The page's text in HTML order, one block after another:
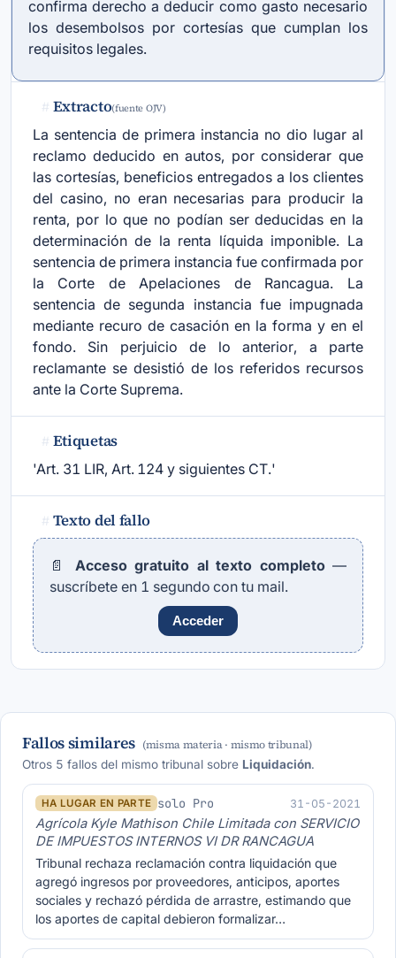
confirma derecho a deducir como gasto necesario
los desembolsos por cortesías que cumplan los
requisitos legales.
# Extracto(fuente OJV)
La sentencia de primera instancia no dio lugar al
reclamo deducido en autos, por considerar que
las cortesías, beneficios entregados a los clientes
del casino, no eran necesarias para producir la
renta, por lo que no podían ser deducidas en la
determinación de la renta líquida imponible. La
sentencia de primera instancia fue confirmada por
la Corte de Apelaciones de Rancagua. La
sentencia de segunda instancia fue impugnada
mediante recuro de casación en la forma y en el
fondo. Sin perjuicio de lo anterior, a parte
reclamante se desistió de los referidos recursos
ante la Corte Suprema.
# Etiquetas
'Art. 31 LIR, Art. 124 y siguientes CT.'
# Texto del fallo
📄 Acceso gratuito al texto completo—
suscríbete en 1 segundo con tu mail.
Acceder
Fallos similares (misma materia · mismo tribunal)
Otros 5 fallos del mismo tribunal sobre Liquidación.
HA LUGAR EN PARTE solo Pro 31-05-2021
Agrícola Kyle Mathison Chile Limitada con SERVICIO
DE IMPUESTOS INTERNOS VI DR RANCAGUA
Tribunal rechaza reclamación contra liquidación que
agregó ingresos por proveedores, anticipos, aportes
sociales y rechazó pérdida de arrastre, estimando que
los aportes de capital debieron formalizar…